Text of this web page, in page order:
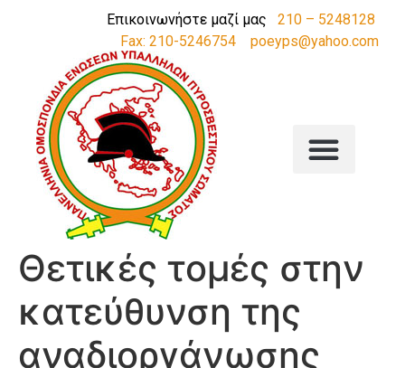
Επικοινωνήστε μαζί μας 210 – 5248128
Fax: 210-5246754
poeyps@yahoo.com
Θετικές τομές στην
κατεύθυνση της
αναδιοργάνωσης